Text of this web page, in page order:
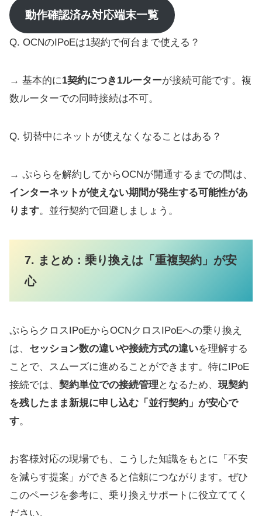
動作確認済み対応端末一覧
Q. OCNのIPoEは1契約で何台まで使える？
→ 基本的に1契約につき1ルーターが接続可能です。複
数ルーターでの同時接続は不可。
Q. 切替中にネットが使えなくなることはある？
→ ぷららを解約してからOCNが開通するまでの間は、
インターネットが使えない期間が発生する可能性があ
ります。並行契約で回避しましょう。
7. まとめ：乗り換えは「重複契約」が安
心
ぷららクロスIPoEからOCNクロスIPoEへの乗り換え
は、 セッション数の違いや接続方式の違いを理解する
ことで、スムーズに進めることができます。特にIPoE
接続では、 契約単位での接続管理 となるため、 現契約
を残したまま新規に申し込む「並行契約」が安心で
す。
お客様対応の現場でも、こうした知識をもとに「不安
を減らす提案」ができると信頼につながります。ぜひ
このページを参考に、乗り換えサポートに役立ててく
ださい。